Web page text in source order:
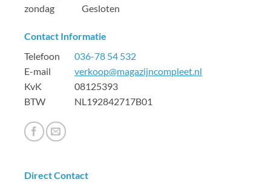
zondag Gesloten
Contact Informatie
Telefoon 036-78 54 532
E-mail verkoop@magazijncompleet.nl
KvK 08125393
BTW NL192842717B01
Direct Contact